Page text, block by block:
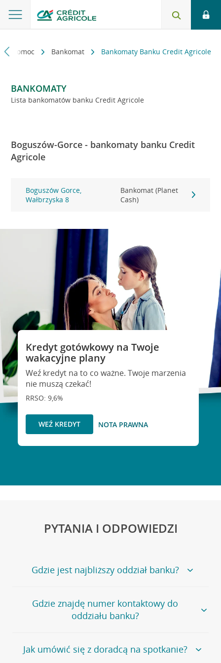
i pomoc Bankomat Bankomaty Banku Credit Agricole
BANKOMATY
Lista bankomatów banku Credit Agricole
Boguszów-Gorce - bankomaty banku Credit
Agricole
Boguszów Gorce,
Wałbrzyska 8
Bankomat (Planet
Cash)
Kredyt gotówkowy na Twoje
wakacyjne plany
Weź kredyt na to co ważne. Twoje marzenia
nie muszą czekać!
RRSO: 9,6%
WEŹ KREDYT NOTA PRAWNA
PYTANIA I ODPOWIEDZI
Gdzie jest najbliższy oddział banku?
Jeśli szukasz oddziału naszego banku, zapraszamy na
stronęPlacówki i bankomaty, na której znajduje się
wygodna wyszukiwarka.
oddziałów
Gdzie znajdę numer kontaktowy do
oddziału banku?
Bank Credit Agricole nie udostępnia ogólnego numeru
telefonu do placówki bankowej.
Jak umówić się z doradcą na spotkanie?